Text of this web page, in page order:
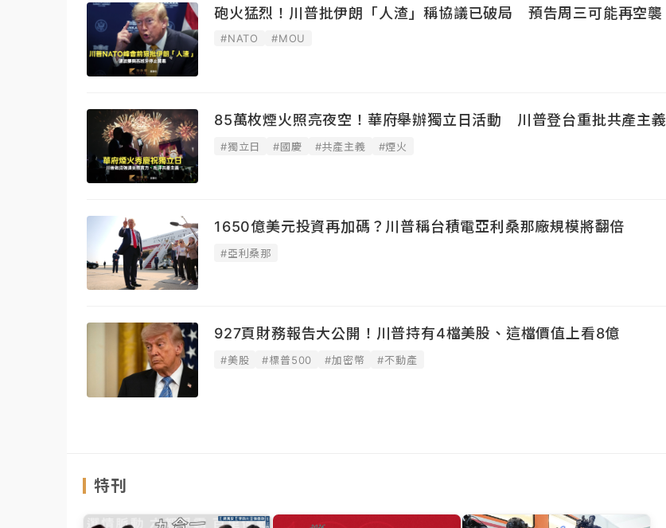
砲火猛烈！川普批伊朗「人渣」稱協議已破局 預告周三可能再空襲
#NATO #MOU
85萬枚煙火照亮夜空！華府舉辦獨立日活動 川普登台重批共產主義
#獨立日 #國慶 #共產主義 #煙火
1650億美元投資再加碼？川普稱台積電亞利桑那廠規模將翻倍
#亞利桑那
927頁財務報告大公開！川普持有4檔美股、這檔價值上看8億
#美股 #標普500 #加密幣 #不動產
特刊